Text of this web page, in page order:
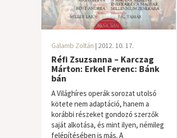
Galamb Zoltán | 2012. 10. 17.
Réfi Zsuzsanna – Karczag
Márton: Erkel Ferenc: Bánk
bán
A Világhíres operák sorozat utolsó
kötete nem adaptáció, hanem a
korábbi részeket gondozó szerzők
saját alkotása, és mint ilyen, némileg
felépítésében is más. A